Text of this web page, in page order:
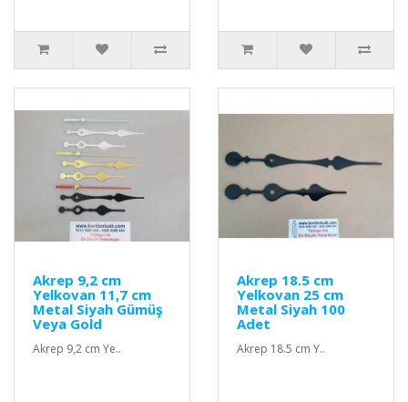
Akrep 9,2 cm
Yelkovan 11,7 cm
Metal Siyah Gümüş
Veya Gold
Akrep 9,2 cm Ye..
Akrep 18.5 cm
Yelkovan 25 cm
Metal Siyah 100
Adet
Akrep 18.5 cm Y..